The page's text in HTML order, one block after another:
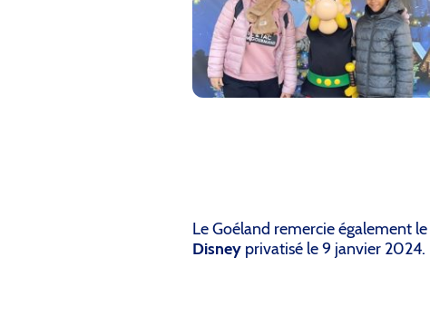
Le Goéland remercie également le
Disney privatisé le 9 janvier 2024.